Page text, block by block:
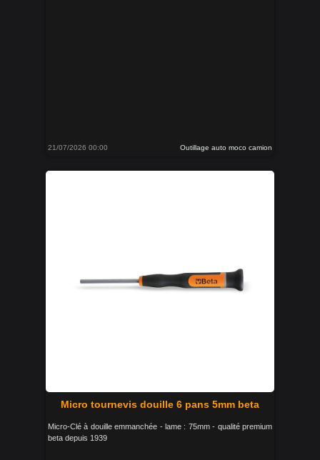
21/07/2026 00:00 Outillage auto moco camion
Micro tournevis douille 6 pans 5mm beta
Micro-Clé à douille emmanchée - lame : 75mm - qualité premium
beta depuis 1939